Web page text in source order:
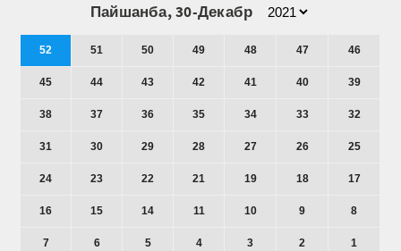
Пайшанба, 30-Декабр
52 51 50 49 48 47 46
45 44 43 42 41 40 39
38 37 36 35 34 33 32
31 30 29 28 27 26 25
24 23 22 21 19 18 17
16 15 14 11 10 9 8
7 6 5 4 3 2 1